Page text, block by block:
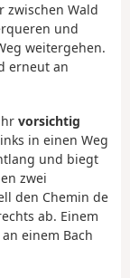
zwischen Wald
und
weitergehen.
erneut an
vorsichtig
in einen Weg
und biegt
zwei
den Chemin de
ab. Einem
einem Bach